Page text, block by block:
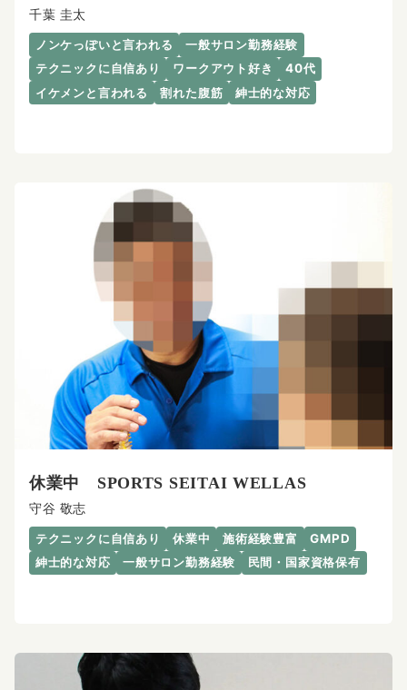
千葉 圭太
ノンケっぽいと言われる
一般サロン勤務経験
テクニックに自信あり
ワークアウト好き
40代
イケメンと言われる
割れた腹筋 紳士的な対応
休業中 SPORTS SEITAI WELLAS
守谷 敬志
テクニックに自信あり 休業中 施術経験豊富
GMPD
紳士的な対応
一般サロン勤務経験 民間・国家資格保有